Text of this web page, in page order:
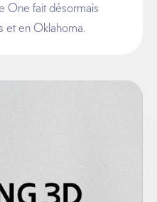
One fait désormais
et en Oklahoma.